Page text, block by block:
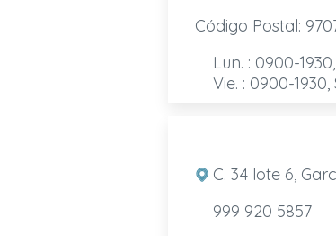
Código Postal:
Lun. : 0900-
Vie. : 0900-
C. 34 lote 6,
999 920 5857